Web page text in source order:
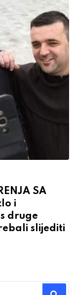
SA
i
druge
slijediti